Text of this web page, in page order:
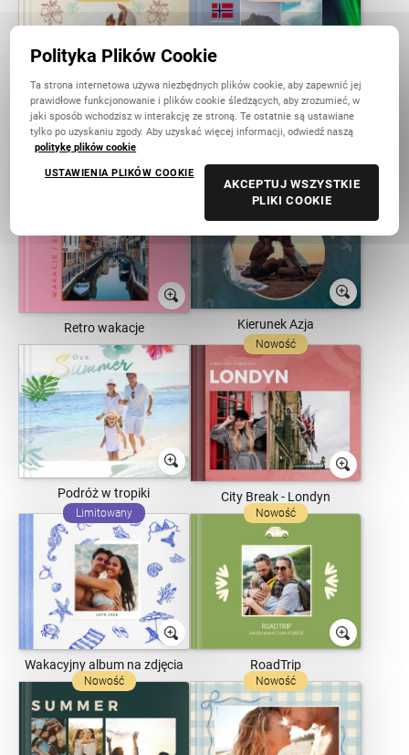
Albania
Polecamy
Retro wakacje Kierunek Azja
Podróż w tropiki
Nowość
City Break - Londyn
Limitowany
Wakacyjny album na zdjęcia
Nowość
RoadTrip
Nowość Nowość
Polityka Plików Cookie
Ta strona internetowa używa niezbędnych plików cookie, aby zapewnić jej
prawidłowe funkcjonowanie i plików cookie śledzących, aby zrozumieć, w
jaki sposób wchodzisz w interakcję ze stroną. Te ostatnie są ustawiane
tylko po uzyskaniu zgody. Aby uzyskać więcej informacji, odwiedź naszą
politykę plików cookie
USTAWIENIA PLIKÓW COOKIE
AKCEPTUJ WSZYSTKIE
PLIKI COOKIE